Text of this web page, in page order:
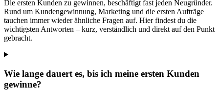
Die ersten Kunden zu gewinnen, beschäftigt fast jeden Neugründer.
Rund um Kundengewinnung, Marketing und die ersten Aufträge
tauchen immer wieder ähnliche Fragen auf. Hier findest du die
wichtigsten Antworten – kurz, verständlich und direkt auf den Punkt
gebracht.
Wie lange dauert es, bis ich meine ersten Kunden
gewinne?